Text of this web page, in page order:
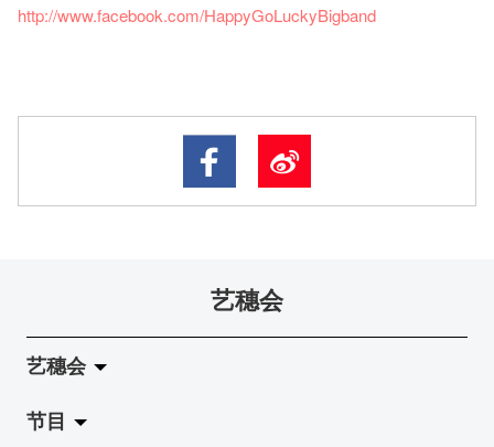
http://www.facebook.com/HappyGoLuckyBigband
艺穗会
艺穗会
关于艺穗会
节目